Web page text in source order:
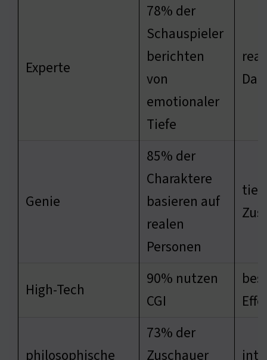
Experte
78% der
Schauspieler
berichten
von
emotionaler
Tiefe
Genie
85% der
Charaktere
basieren auf
realen
Personen
High-Tech
90% nutzen
CGI
philosophische
73% der
Zuschauer